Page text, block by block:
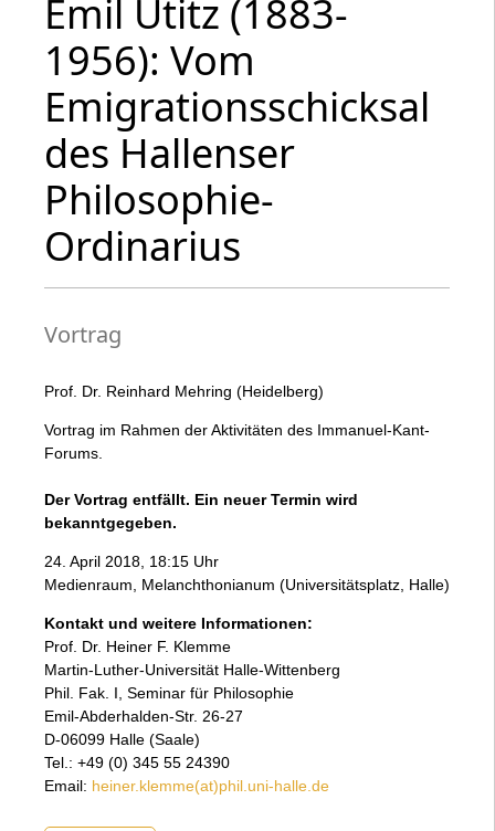
Emil Utitz (1883-
1956): Vom
Emigrationsschicksal
des Hallenser
Philosophie-
Ordinarius
Vortrag
Prof. Dr. Reinhard Mehring (Heidelberg)
Vortrag im Rahmen der Aktivitäten des Immanuel-Kant-
Forums.
Der Vortrag entfällt. Ein neuer Termin wird
bekanntgegeben.
24. April 2018, 18:15 Uhr
Medienraum, Melanchthonianum (Universitätsplatz, Halle)
Kontakt und weitere Informationen:
Prof. Dr. Heiner F. Klemme
Martin-Luther-Universität Halle-Wittenberg
Phil. Fak. I, Seminar für Philosophie
Emil-Abderhalden-Str. 26-27
D-06099 Halle (Saale)
Tel.: +49 (0) 345 55 24390
Email: heiner.klemme(at)phil.uni-halle.de